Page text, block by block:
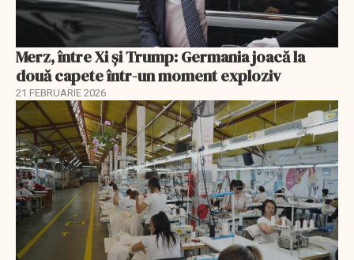
Merz, între Xi și Trump: Germania joacă la
două capete într-un moment exploziv
21 FEBRUARIE 2026